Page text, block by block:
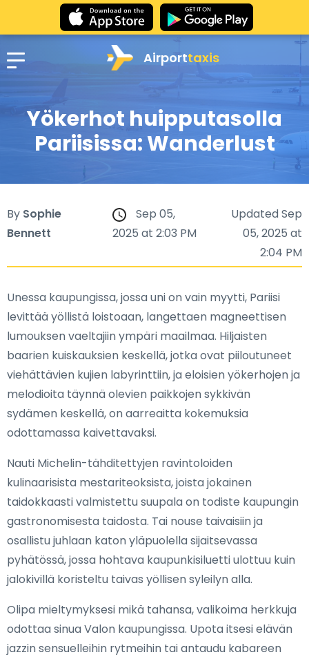
Airporttaxis
Yökerhot huipputasolla
Pariisissa: Wanderlust
By Sophie
Bennett
Sep 05,
2025 at 2:03 PM
Updated Sep
05, 2025 at
2:04 PM
Unessa kaupungissa, jossa uni on vain myytti, Pariisi
levittää yöllistä loistoaan, langettaen magneettisen
lumouksen vaeltajiin ympäri maailmaa. Hiljaisten
baarien kuiskauksien keskellä, jotka ovat piiloutuneet
viehättävien kujien labyrinttiin, ja eloisien yökerhojen ja
melodioita täynnä olevien paikkojen sykkivän
sydämen keskellä, on aarreaitta kokemuksia
odottamassa kaivettavaksi.
Nauti Michelin-tähditettyjen ravintoloiden
kulinaarisista mestariteoksista, joista jokainen
taidokkaasti valmistettu suupala on todiste kaupungin
gastronomisesta taidosta. Tai nouse taivaisiin ja
osallistu juhlaan katon yläpuolella sijaitsevassa
pyhätössä, jossa hohtava kaupunkisiluetti ulottuu kuin
jalokivillä koristeltu taivas yöllisen syleilyn alla.
Olipa mieltymyksesi mikä tahansa, valikoima herkkuja
odottaa sinua Valon kaupungissa. Upota itsesi elävän
jazzin sensuelleihin rytmeihin tai antaudu kabareen